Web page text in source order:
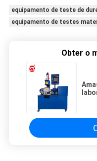
equipamento de teste de
equipamento de testes
Obter o